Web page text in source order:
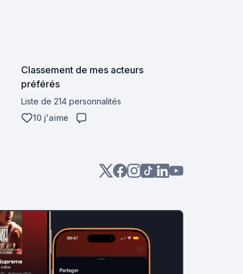
Classement de mes acteurs
préférés
Liste de 214 personnalités
10 j'aime